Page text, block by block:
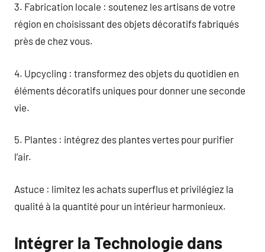
3. Fabrication locale : soutenez les artisans de votre
région en choisissant des objets décoratifs fabriqués
près de chez vous.
4. Upcycling : transformez des objets du quotidien en
éléments décoratifs uniques pour donner une seconde
vie.
5. Plantes : intégrez des plantes vertes pour purifier
l’air.
Astuce : limitez les achats superflus et privilégiez la
qualité à la quantité pour un intérieur harmonieux.
Intégrer la Technologie dans